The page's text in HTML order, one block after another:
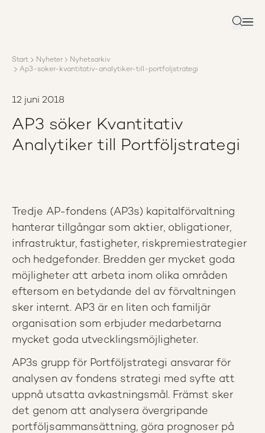
Rapporter
Sök
Start Nyheter
Nyhetsarkiv
Ap3-soker-kvantitativ-analytiker-till-portfoljstrategi
12 juni 2018
AP3 söker Kvantitativ
Analytiker till Portföljstrategi
Tredje AP-fondens (AP3s) kapitalförvaltning
hanterar tillgångar som aktier, obligationer,
infrastruktur, fastigheter, riskpremiestrategier
och hedgefonder. Bredden ger mycket goda
möjligheter att arbeta inom olika områden
eftersom en betydande del av förvaltningen
sker internt. AP3 är en liten och familjär
organisation som erbjuder medarbetarna
mycket goda utvecklingsmöjligheter.
AP3s grupp för Portföljstrategi ansvarar för
analysen av fondens strategi med syfte att
uppnå utsatta avkastningsmål. Främst sker
det genom att analysera övergripande
portföljsammansättning, göra prognoser på